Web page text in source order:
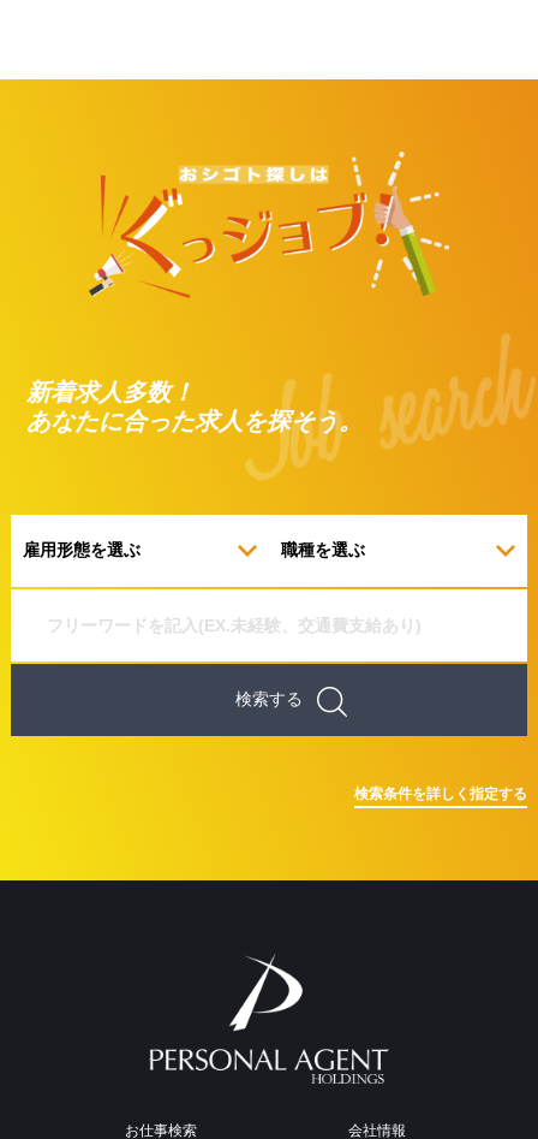
新着求人多数！
あなたに合った求人を探そう。
検索条件を詳しく指定する
お仕事検索 会社情報